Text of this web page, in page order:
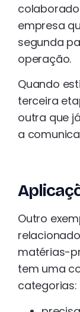
empresa
segunda
operação.
Quando
terceira
outra que
a
Outro
matérias-
tem uma
categorias: